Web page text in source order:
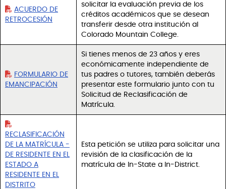
ACUERDO DE
RETROCESIÓN
solicitar la evaluación previa de los
créditos académicos que se desean
transferir desde otra institución al
Colorado Mountain College.
FORMULARIO DE
EMANCIPACIÓN
Si tienes menos de 23 años y eres
económicamente independiente de
tus padres o tutores, también deberás
presentar este formulario junto con tu
Solicitud de Reclasificación de
Matrícula.
RECLASIFICACIÓN
DE LA MATRÍCULA -
DE RESIDENTE EN EL
ESTADO A
RESIDENTE EN EL
DISTRITO
Esta petición se utiliza para solicitar una
revisión de la clasificación de la
matrícula de In-State a In-District.